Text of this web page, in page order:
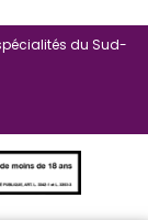
du Sud-